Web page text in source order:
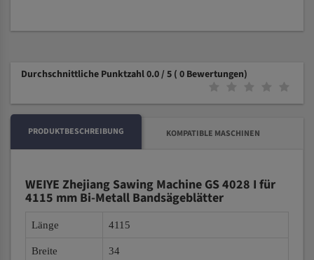
Durchschnittliche Punktzahl 0.0 / 5 ( 0 Bewertungen)
PRODUKTBESCHREIBUNG KOMPATIBLE MASCHINEN
WEIYE Zhejiang Sawing Machine GS 4028 I für
4115 mm Bi-Metall Bandsägeblätter
Länge 4115
Breite 34